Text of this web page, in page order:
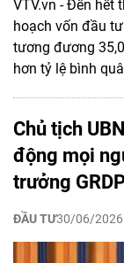
VTV.vn - Đến hết
hoạch vốn đầu
tương đương
hơn tỷ lệ bình
Chủ tịch
động mọi
trưởng
ĐẦU TƯ30/06/2026